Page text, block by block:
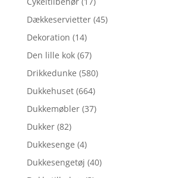
Dækkeservietter (45)
Dekoration (14)
Den lille kok (67)
Drikkedunke (580)
Dukkehuset (664)
Dukkemøbler (37)
Dukker (82)
Dukkesenge (4)
Dukkesengetøj (40)